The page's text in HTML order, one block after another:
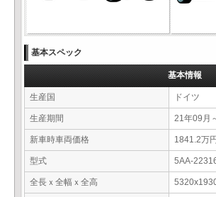
基本スペック
基本情報
生産国 ドイツ
生産期間 21年09月
新車時車両価格 1841.2万
型式 5AA-
全長ｘ全幅ｘ全高